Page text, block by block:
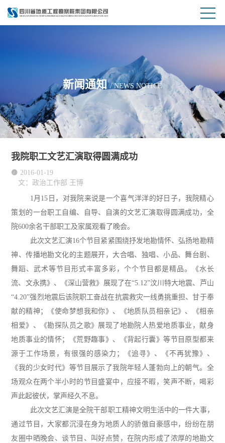
新闻通知/ NEWS NOTICE
我院职工文艺汇演取得圆满成功
 2016-01-19
文：政治工作部 王博
1月 15 日，对我院来说是一个喜气洋洋的好日子，我院精心
策划的一台职工自编、自导、自演的文艺汇演取得圆满成功，全
院600余名干部职工及家属观看了晚会。
此次文艺汇演16个节目紧紧围绕抒发地勘情怀、弘扬地勘精
神、传播地勘文化的主题展开，大合唱、独唱、小品、舞台剧、
舞蹈、武术等节目形式丰富多彩，个个节目都是精品。《水长
流、文永携》、《深山营救》展现了在“5.12”汶川特大地震、芦山
“4.20”强烈地震后该院职工奋战在抗震救灾一线勇挑重担、甘于奉
献的精神；《使命梦想我和你》、《地质队员相亲记》、《相亲
相爱》、《勘探队员之歌》展现了地勘院人热爱地质事业，献身
地质事业的情怀；《荒野趣事》、《背起行囊》等节目原型都来
源于工作场景，有很强的感染力；《追寻》、《不再犹豫》、
《我的少女时代》等节目展示了我院年轻人蓬勃向上的朝气。全
场观众在两个半小时的节目盛宴中，应接不暇，笑声不断，喝彩
声此起彼伏，掌声经久不息。
此次文艺汇演是全院干部职工精神文明生活中的一件大事，
通过节目，大家都沉浸在身为地质人的骄傲自豪感中，纷纷在朋
友圈中晒晚会、谈节目、叫好点赞，在院内形成了浓厚的地勘文